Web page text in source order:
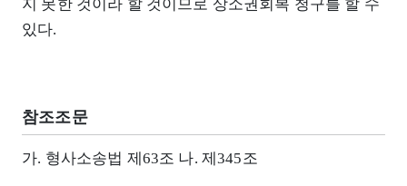
지 못한 것이라 할 것이므로 상소권회복 청구를 할 수
있다.
참조조문
가. 형사소송법 제63조 나. 제345조